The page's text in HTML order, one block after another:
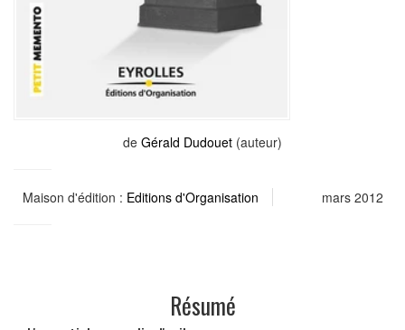
de Gérald Dudouet (auteur)
Maison d'édition : Editions d'Organisation mars 2012
Résumé